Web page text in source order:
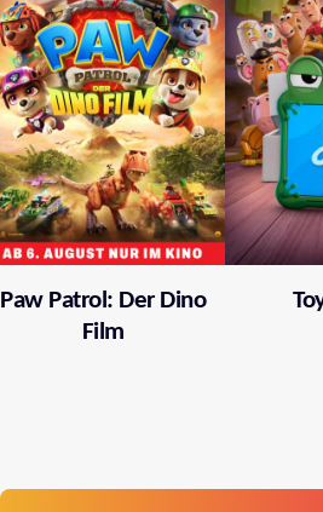
Paw Patrol: Der Dino
Film